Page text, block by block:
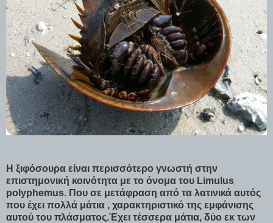
Η ξιφόσουρα είναι περισσότερο γνωστή στην
επιστημονική κοινότητα με το όνομα του Limulus
polyphemus. Που σε μετάφραση από τα λατινικά αυτός
που έχει πολλά μάτια , χαρακτηριστικό της εμφάνισης
αυτού του πλάσματος.Έχει τέσσερα μάτια, δύο εκ των